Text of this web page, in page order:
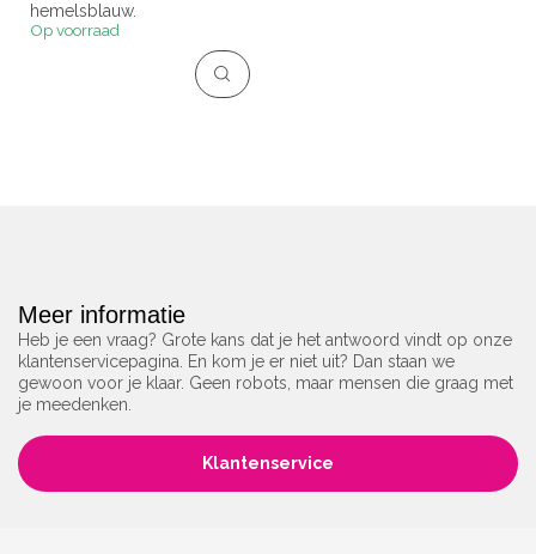
hemelsblauw.
Op voorraad
Meer informatie
Heb je een vraag? Grote kans dat je het antwoord vindt op onze
klantenservicepagina. En kom je er niet uit? Dan staan we
gewoon voor je klaar. Geen robots, maar mensen die graag met
je meedenken.
Klantenservice